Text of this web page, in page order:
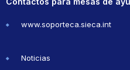
www.soporteca.sieca.int
Noticias